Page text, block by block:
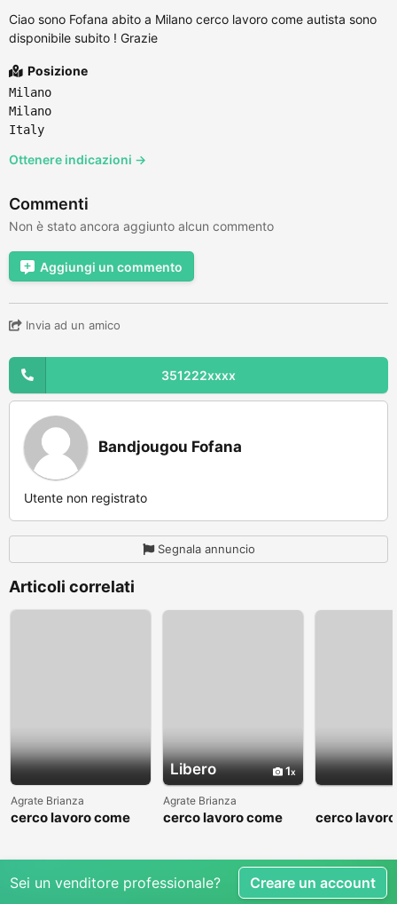
Ciao sono Fofana abito a Milano cerco lavoro come autista sono
disponibile subito ! Grazie
Posizione
Milano
Milano
Italy
Ottenere indicazioni →
Commenti
Non è stato ancora aggiunto alcun commento
Aggiungi un commento
Invia ad un amico
351222xxxx
Bandjougou Fofana
Utente non registrato
Segnala annuncio
Articoli correlati
Agrate Brianza
cerco lavoro come
Libero 1
Agrate Brianza
cerco lavoro come
cerco
Sei un venditore professionale? Creare un account